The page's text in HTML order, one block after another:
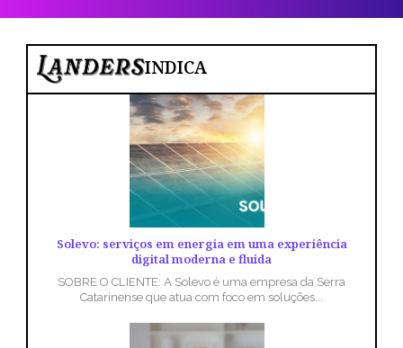
INDICA
Solevo: serviços em energia em uma experiência
digital moderna e fluida
SOBRE O CLIENTE: A Solevo é uma empresa da Serra
Catarinense que atua com foco em soluções...